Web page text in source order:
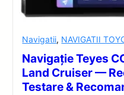
Navigatii, NAVIGATII
Navigație Teyes
Land Cruiser —
Testare &